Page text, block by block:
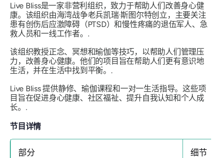
Live Bliss是一家非营利组织，致力于帮助人们改善身心健
康。该组织由海湾战争老兵凯瑞·斯图尔特创立，主要关注
患有创伤后应激障碍（PTSD）和慢性疼痛的退伍军人、急
救人员和一线工作者。.
该组织教授正念、冥想和瑜伽等技巧，以帮助人们管理压
力，改善身心健康。他们的项目旨在帮助人们更有意识地
生活，并在生活中找到平衡。.
Live Bliss 提供静修、瑜伽课程和一对一生活指导。这些项
目旨在促进身心健康、社区福祉、提升自我认知和个人成
长。.
节目详情
部分 细节